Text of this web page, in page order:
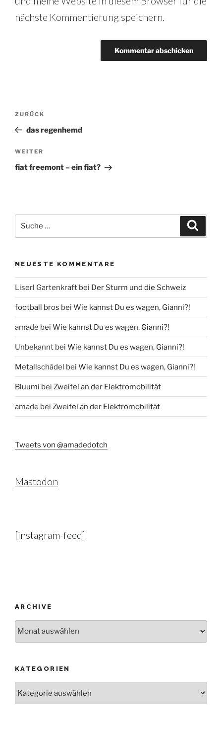
nächste Kommentierung speichern.
Beitrags-
Navigation
Vorheriger
Beitrag
ZURÜCK
das regenhemd
Nächster
Beitrag
WEITER
fiat freemont – ein fiat?
nach:
NEUESTE KOMMENTARE
Liserl Gartenkraft bei Der Sturm und die Schweiz
football bros bei Wie kannst Du es wagen, Gianni?!
amade bei Wie kannst Du es wagen, Gianni?!
Unbekannt bei Wie kannst Du es wagen, Gianni?!
Metallschädel bei Wie kannst Du es wagen, Gianni?!
Bluumi bei Zweifel an der Elektromobilität
amade bei Zweifel an der Elektromobilität
Tweets von @amadedotch
Mastodon
[instagram-feed]
ARCHIVE
KATEGORIEN